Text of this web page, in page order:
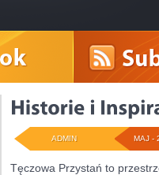
MAJ -
ADMIN
Tęczowa Przystań to